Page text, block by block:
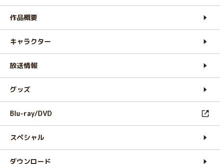
作品概要
キャラクター
放送情報
グッズ
Blu-ray/DVD
スペシャル
ダウンロード